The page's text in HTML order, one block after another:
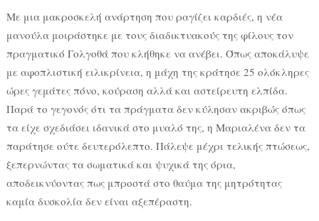
Με μια μακροσκελή ανάρτηση που ραγίζει καρδιές, η νέα
μανούλα μοιράστηκε με τους διαδικτυακούς της φίλους τον
πραγματικό Γολγοθά που κλήθηκε να ανέβει. Όπως αποκάλυψε
με αφοπλιστική ειλικρίνεια, η μάχη της κράτησε 25 ολόκληρες
ώρες γεμάτες πόνο, κούραση αλλά και αστείρευτη ελπίδα.
Παρά το γεγονός ότι τα πράγματα δεν κύλησαν ακριβώς όπως
τα είχε σχεδιάσει ιδανικά στο μυαλό της, η Μαριαλένα δεν τα
παράτησε ούτε δευτερόλεπτο. Πάλεψε μέχρι τελικής πτώσεως,
ξεπερνώντας τα σωματικά και ψυχικά της όρια,
αποδεικνύοντας πως μπροστά στο θαύμα της μητρότητας
καμία δυσκολία δεν είναι αξεπέραστη.